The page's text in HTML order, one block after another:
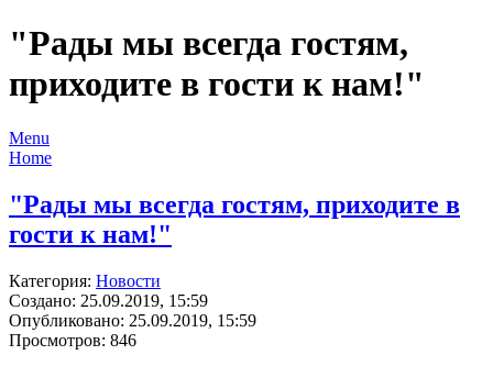
"Рады мы всегда гостям,
приходите в гости к нам!"
Menu
Home
"Рады мы всегда гостям, приходите в
гости к нам!"
Категория: Новости
Создано: 25.09.2019, 15:59
Опубликовано: 25.09.2019, 15:59
Просмотров: 846